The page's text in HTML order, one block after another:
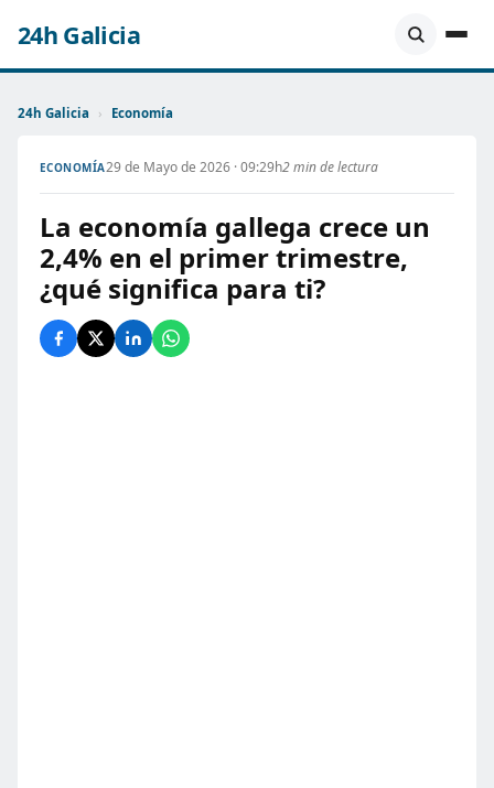
24h Galicia
24h Galicia › Economía
ECONOMÍA29 de Mayo de 2026 · 09:29h2 min de lectura
La economía gallega crece un
2,4% en el primer trimestre,
¿qué significa para ti?